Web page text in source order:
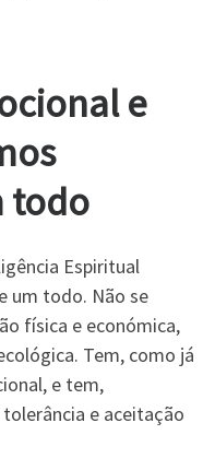
e
todo
Espiritual
um todo. Não se
física e económica,
Tem, como já
e tem,
e aceitação